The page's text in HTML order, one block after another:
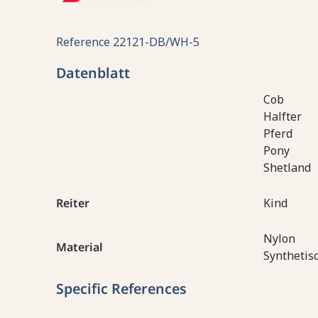
Reference 22121-DB/WH-5
Datenblatt
Cob
Halfter
Pferd
Pony
Shetland
Reiter Kind
Material
Nylon
Specific References